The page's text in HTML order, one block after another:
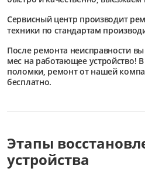
Сервисный центр производит
техники по стандартам
После ремонта неисправности
мес на работающее устройство!
поломки, ремонт от нашей
бесплатно.
Этапы
устройства